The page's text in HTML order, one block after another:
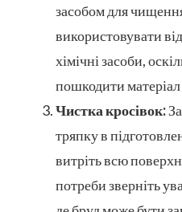
засобом для
використовувати
хімічні засоби,
пошкодити матеріал
Чистка кросівок:
тряпку в
витріть всю
потреби зверніть